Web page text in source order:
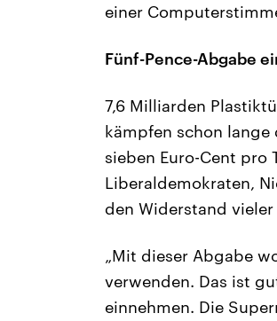
einer
Fünf-Pence-Abgabe
7,6 Milliarden
kämpfen schon lange
sieben Euro-Cent pro
Liberaldemokraten,
den Widerstand
„Mit dieser Abgabe
verwenden. Das ist
einnehmen. Die